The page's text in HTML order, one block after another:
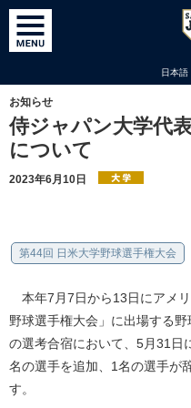
日本語
お知らせ
侍ジャパン大学代
について
2023年6月10日
第44回 日米大学野球選手権大会
本年7月7日から13日にアメ
野球選手権大会」に出場する
の選考合宿において、5月31日
名の選手を追加、1名の選手が
す。